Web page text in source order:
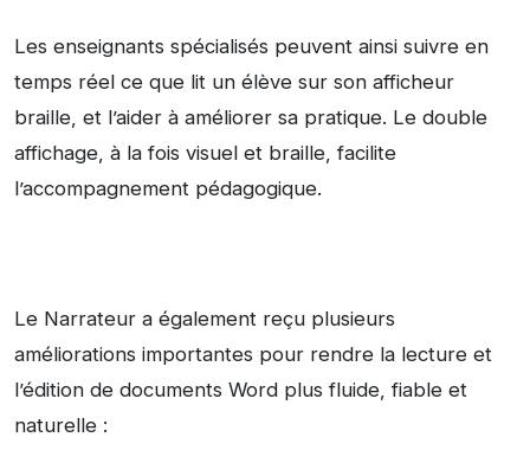
Les enseignants spécialisés peuvent ainsi suivre en
temps réel ce que lit un élève sur son afficheur
braille, et l’aider à améliorer sa pratique. Le double
affichage, à la fois visuel et braille, facilite
l’accompagnement pédagogique.
Le Narrateur a également reçu plusieurs
améliorations importantes pour rendre la lecture et
l’édition de documents Word plus fluide, fiable et
naturelle :